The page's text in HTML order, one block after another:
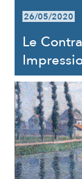
26/05/2020
Le